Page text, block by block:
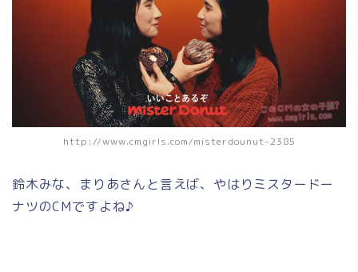
http://www.cmgirls.com/misterdounut-2385
鈴木みな、まりあさんと言えば、やはりミスタードー
ナツのCMですよね♪